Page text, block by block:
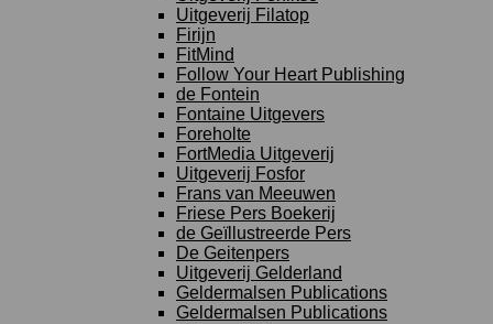
Uitgeverij Filatop
Firijn
FitMind
Follow Your Heart Publishing
de Fontein
Fontaine Uitgevers
Foreholte
FortMedia Uitgeverij
Uitgeverij Fosfor
Frans van Meeuwen
Friese Pers Boekerij
de Geïllustreerde Pers
De Geitenpers
Uitgeverij Gelderland
Geldermalsen Publications
Geldermalsen Publications